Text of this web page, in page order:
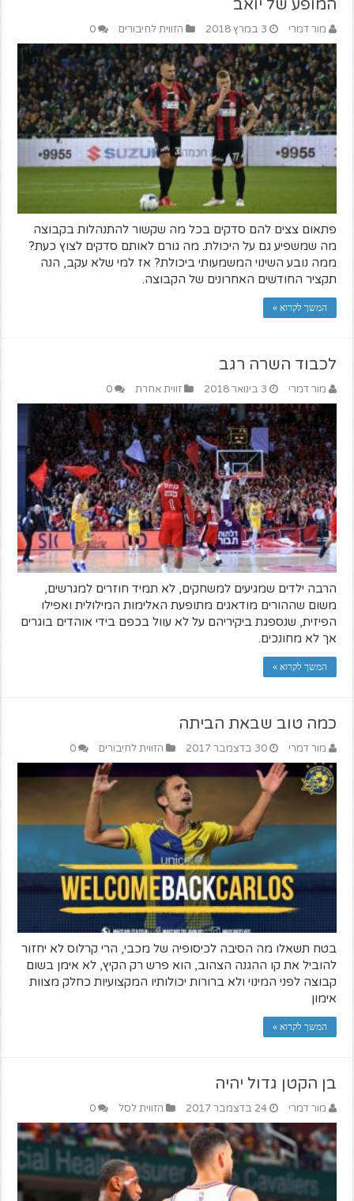
המופע של יואב
מור דמרי 3 במרץ 2018 הזווית לחיבורים 0
פתאום צצים להם סדקים בכל מה שקשור להתנהלות בקבוצה
מה שמשפיע גם על היכולת. מה גורם לאותם סדקים לצוץ כעת?
ממה נובע השינוי המשמעותי ביכולת? אז למי שלא עקב, הנה
תקציר החודשים האחרונים של הקבוצה.
המשך לקרוא »
לכבוד השרה רגב
מור דמרי 3 בינואר 2018 זווית אחרת 0
הרבה ילדים שמגיעים למשחקים, לא תמיד חוזרים למגרשים,
משום שההורים מודאגים מתופעת האלימות המילולית ואפילו
הפיזית, שנספגת ביקיריהם על לא עוול בכפם בידי אוהדים בוגרים
אך לא מחונכים.
המשך לקרוא »
כמה טוב שבאת הביתה
מור דמרי 30 בדצמבר 2017 הזווית לחיבורים 0
בטח תשאלו מה הסיבה לכיסופיה של מכבי, הרי קרלוס לא יחזור
להוביל את קו ההגנה הצהוב, הוא פרש רק הקיץ, לא אימן בשום
קבוצה לפני המינוי ולא ברורות יכולותיו המקצועיות כחלק מצוות
אימון
המשך לקרוא »
בן הקטן גדול יהיה
מור דמרי 24 בדצמבר 2017 הזווית לסל 0